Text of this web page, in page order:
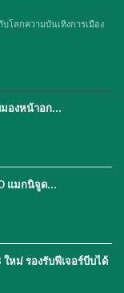
โลกความบันเทิงการเมือง
มองหน้าอก…
แมกนิจูด…
หม่ รองรับฟีเจอร์บีบได้